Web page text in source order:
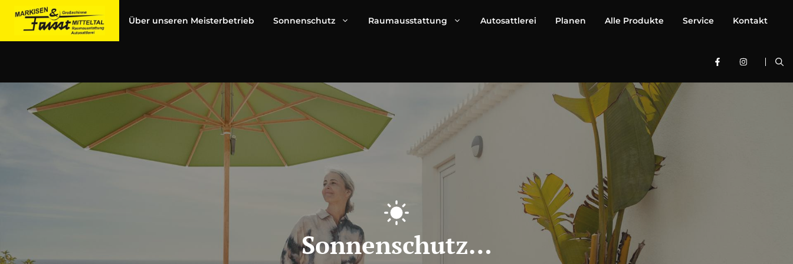
Inhalt
springen
Über unseren Meisterbetrieb Sonnenschutz Raumausstattung Autosattlerei Planen Alle Produkte Service Kontakt
Sonnenschutz…